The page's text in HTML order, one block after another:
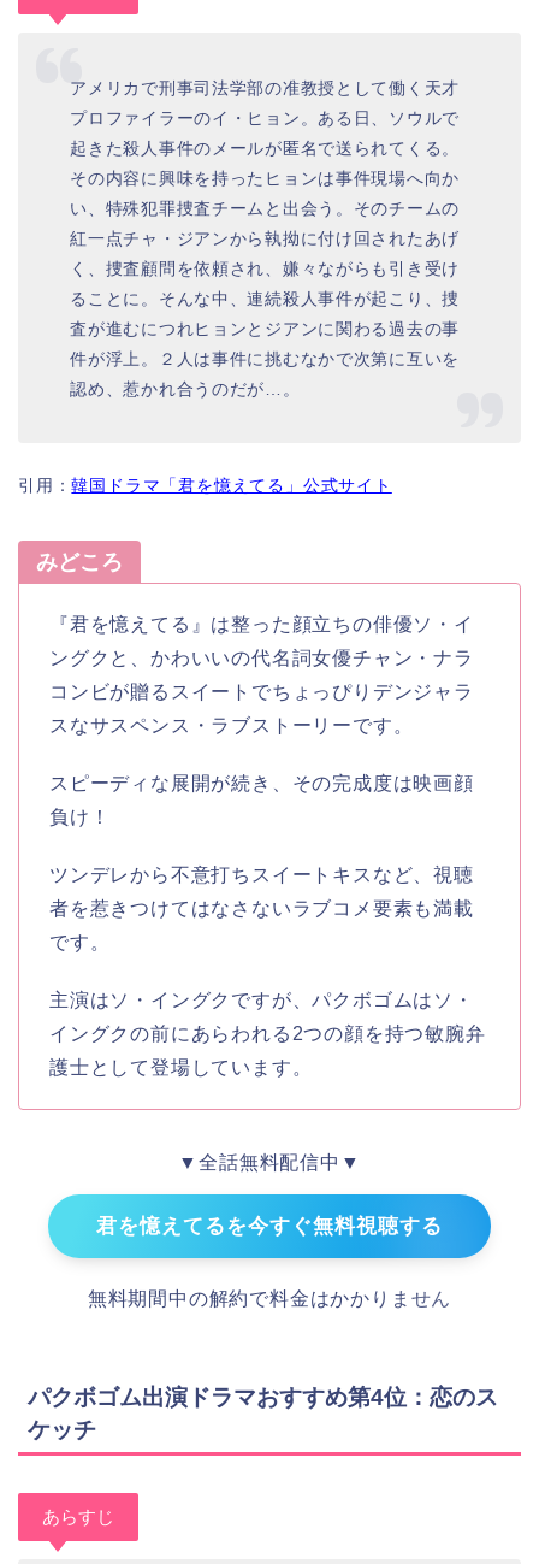
アメリカで刑事司法学部の准教授として働く天才
プロファイラーのイ・ヒョン。ある日、ソウルで
起きた殺人事件のメールが匿名で送られてくる。
その内容に興味を持ったヒョンは事件現場へ向か
い、特殊犯罪捜査チームと出会う。そのチームの
紅一点チャ・ジアンから執拗に付け回されたあげ
く、捜査顧問を依頼され、嫌々ながらも引き受け
ることに。そんな中、連続殺人事件が起こり、捜
査が進むにつれヒョンとジアンに関わる過去の事
件が浮上。２人は事件に挑むなかで次第に互いを
認め、惹かれ合うのだが…。
引用：韓国ドラマ「君を憶えてる」公式サイト
みどころ
『君を憶えてる』は整った顔立ちの俳優ソ・イ
ングクと、かわいいの代名詞女優チャン・ナラ
コンビが贈るスイートでちょっぴりデンジャラ
スなサスペンス・ラブストーリーです。
スピーディな展開が続き、その完成度は映画顔
負け！
ツンデレから不意打ちスイートキスなど、視聴
者を惹きつけてはなさないラブコメ要素も満載
です。
主演はソ・イングクですが、パクボゴムはソ・
イングクの前にあらわれる2つの顔を持つ敏腕弁
護士として登場しています。
▼全話無料配信中▼
君を憶えてるを今すぐ無料視聴する
無料期間中の解約で料金はかかりません
パクボゴム出演ドラマおすすめ第4位：恋のス
ケッチ
あらすじ